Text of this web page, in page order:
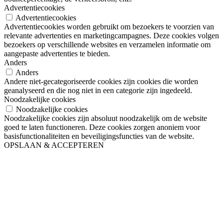
Advertentiecookies
Advertentiecookies
Advertentiecookies worden gebruikt om bezoekers te voorzien van
relevante advertenties en marketingcampagnes. Deze cookies volgen
bezoekers op verschillende websites en verzamelen informatie om
aangepaste advertenties te bieden.
Anders
Anders
Andere niet-gecategoriseerde cookies zijn cookies die worden
geanalyseerd en die nog niet in een categorie zijn ingedeeld.
Noodzakelijke cookies
Noodzakelijke cookies
Noodzakelijke cookies zijn absoluut noodzakelijk om de website
goed te laten functioneren. Deze cookies zorgen anoniem voor
basisfunctionaliteiten en beveiligingsfuncties van de website.
OPSLAAN & ACCEPTEREN